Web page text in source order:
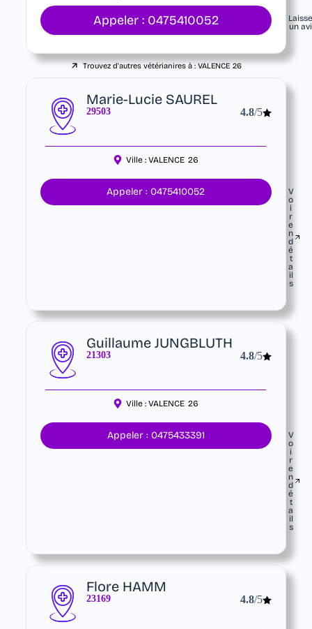
Appeler : 0475410052
un
Trouvez d'autres vétérianires à :VALENCE 26
Marie-Lucie SAUREL
29503 4.8/5
Ville :VALENCE 26
Appeler : 0475410052
V
o
i
r
e
n
d
é
t
a
il
s
Guillaume JUNGBLUTH
21303 4.8/5
Ville :VALENCE 26
Appeler : 0475433391
V
o
i
r
e
n
d
é
t
a
il
s
Flore HAMM
23169 4.8/5